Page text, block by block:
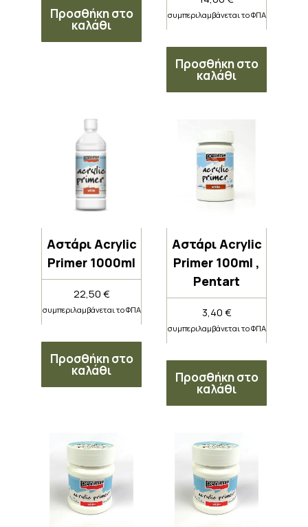
Προσθήκη στο
καλάθι
συμπεριλαμβάνεται το ΦΠΑ
Προσθήκη στο
καλάθι
Αστάρι Acrylic
Primer 1000ml
22,50€
συμπεριλαμβάνεται το ΦΠΑ
Προσθήκη στο
καλάθι
Αστάρι Acrylic
Primer 100ml ,
Pentart
3,40€
συμπεριλαμβάνεται το ΦΠΑ
Προσθήκη στο
καλάθι